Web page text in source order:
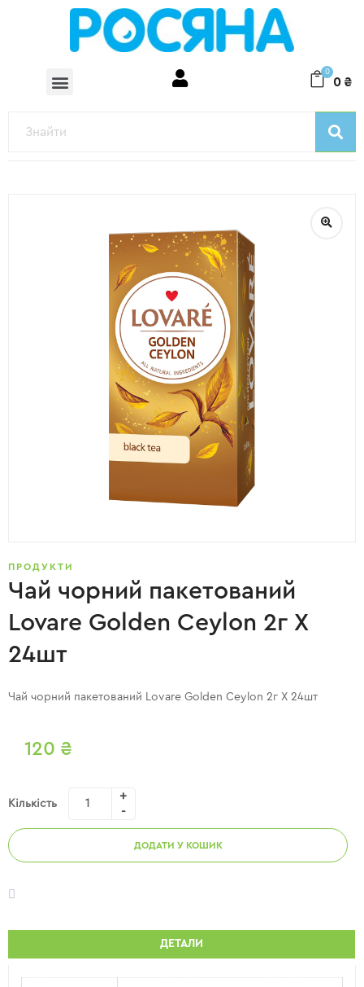
0
0 ₴
ПРОДУКТИ
Чай чорний пакетований
Lovare Golden Ceylon 2г X
24шт
Чай чорний пакетований Lovare Golden Ceylon 2г X 24шт
120 ₴
Кількість
ДОДАТИ У КОШИК
ДЕТАЛИ